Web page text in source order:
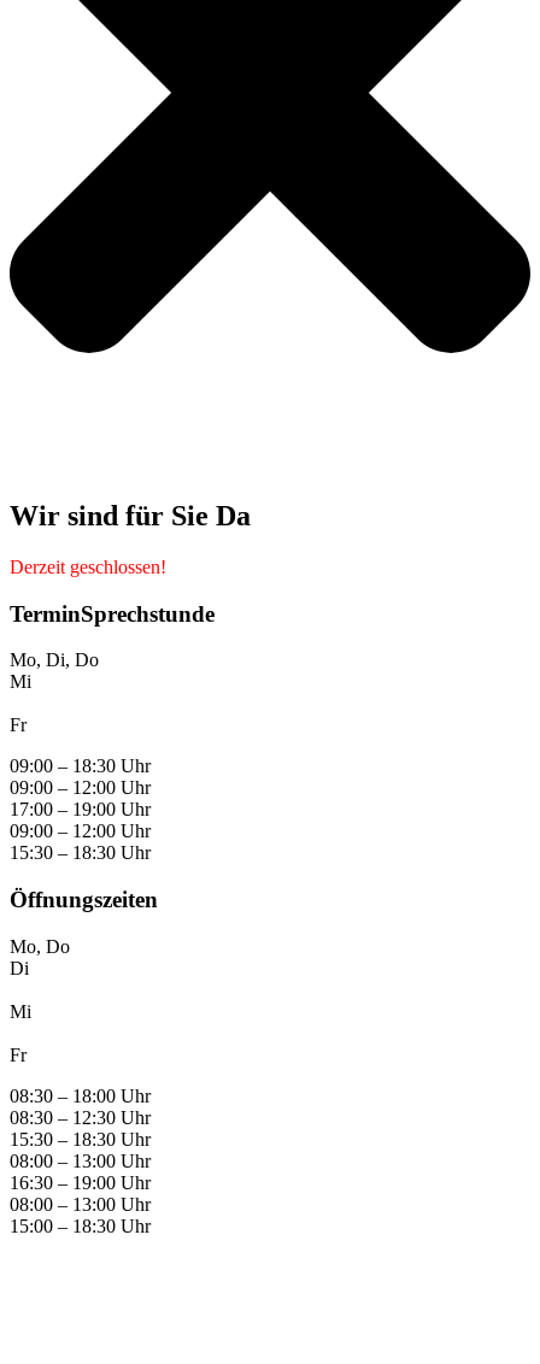
Wir sind für Sie Da
Derzeit geschlossen!
TerminSprechstunde
Mo, Di, Do
Mi
Fr
09:00 – 18:30 Uhr
09:00 – 12:00 Uhr
17:00 – 19:00 Uhr
09:00 – 12:00 Uhr
15:30 – 18:30 Uhr
Öffnungszeiten
Mo, Do
Di
Mi
Fr
08:30 – 18:00 Uhr
08:30 – 12:30 Uhr
15:30 – 18:30 Uhr
08:00 – 13:00 Uhr
16:30 – 19:00 Uhr
08:00 – 13:00 Uhr
15:00 – 18:30 Uhr